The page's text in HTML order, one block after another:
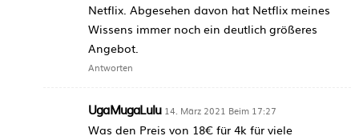
Netflix. Abgesehen davon hat Netflix meines
Wissens immer noch ein deutlich größeres
Angebot.
Antworten
UgaMugaLulu 14. März 2021 Beim 17:27
Was den Preis von 18€ für 4k für viele